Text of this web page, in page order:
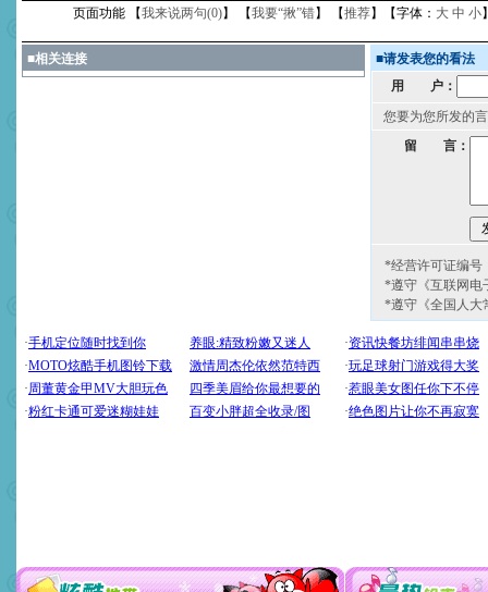
页面功能 【我来说两句(0)】 【我要“揪”错】 【推荐】【字体： 大 中 小
■相关连接 ■请发表您的看法
用 户：
您要为您所发的
留 言：
*经营许可证编号
*遵守《互联网电
*遵守《全国人大